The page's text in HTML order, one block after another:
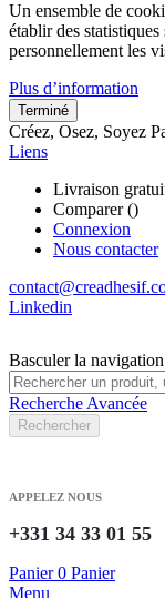
Un ensemble de
établir des
personnellement les
Plus d’information
Terminé
Créez, Osez, Soyez
Liens
Livraison
Comparer ()
Connexion
Nous contacter
Linkedin
Basculer la navigation
Recherche Avancée
Rechercher
APPELEZ NOUS
+331 34 33 01 55
Panier 0 Panier
Menu